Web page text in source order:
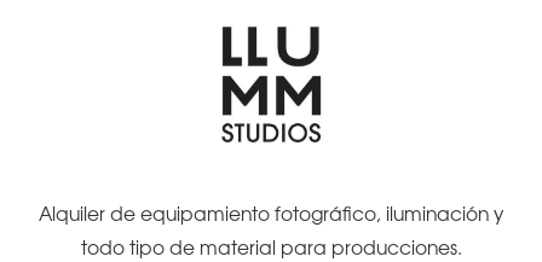
Alquiler de equipamiento fotográfico, iluminación y
todo tipo de material para producciones.